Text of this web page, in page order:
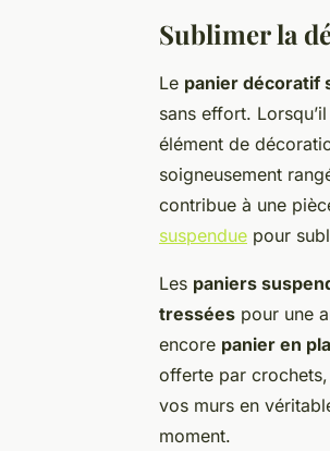
Sublimer la
Le panier décoratif
sans effort.
élément de
soigneusement
contribue à une
suspendue pour
Les paniers
tressées pour une
encore panier en
offerte par
vos murs en
moment.